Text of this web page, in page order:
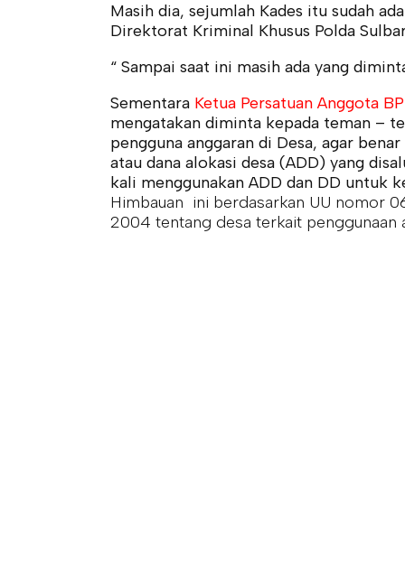
Masih dia, sejumlah Kades itu sudah
Direktorat Kriminal Khusus Polda
“ Sampai saat ini masih ada yang
Sementara Ketua Persatuan Anggota
mengatakan diminta kepada teman –
pengguna anggaran di Desa, agar
atau dana alokasi desa (ADD) yang
kali menggunakan ADD dan DD untuk
Himbauan ini berdasarkan UU nomor
2004 tentang desa terkait